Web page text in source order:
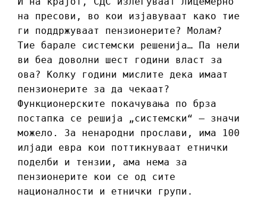
на пресови, во кои изјавуваат како тие
ги поддржуваат пензионерите? Молам?
Тие барале системски решенија… Па нели
ви беа доволни шест години власт за
ова? Колку години мислите дека имаат
пензионерите за да чекаат?
Функционерските покачувања по брза
постапка се решија „системски“ – значи
можело. За ненародни прослави, има 100
илјади евра кои поттикнуваат етнички
поделби и тензии, ама нема за
пензионерите кои се од сите
националности и етнички групи.